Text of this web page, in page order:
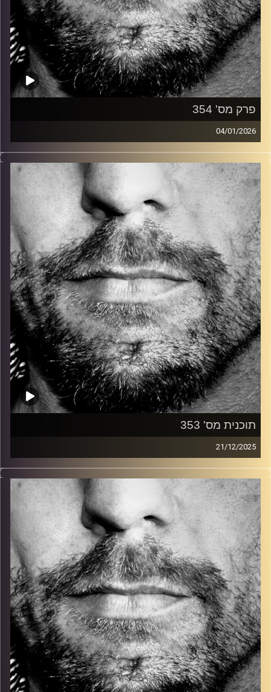
פרק מס' 354
04/01/2026
זיפים, מוזיקה מחוספסת של הופעות חיות. הרבה ג'אם, רוק,
בלוז, bluegrass, ג'אז, Fאנק, פרוגרסיב ואפילו אלקטרוניקה.
כל מה שחי, אמיתי ונושם.
עם שמוליק רגב.
קרדיט תמונות: David Goehring
תוכנית מס' 353
21/12/2025
זיפים, מוזיקה מחוספסת של הופעות חיות. הרבה ג'אם, רוק,
בלוז, bluegrass, ג'אז, Fאנק, פרוגרסיב ואפילו אלקטרוניקה.
כל מה שחי, אמיתי ונושם.
עם שמוליק רגב.
קרדיט תמונות: David Goehring